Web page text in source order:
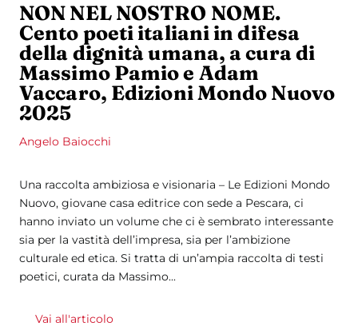
NON NEL NOSTRO NOME.
Cento poeti italiani in difesa
della dignità umana, a cura di
Massimo Pamio e Adam
Vaccaro, Edizioni Mondo Nuovo
2025
Angelo Baiocchi
Una raccolta ambiziosa e visionaria – Le Edizioni Mondo
Nuovo, giovane casa editrice con sede a Pescara, ci
hanno inviato un volume che ci è sembrato interessante
sia per la vastità dell’impresa, sia per l’ambizione
culturale ed etica. Si tratta di un’ampia raccolta di testi
poetici, curata da Massimo...
Vai all'articolo